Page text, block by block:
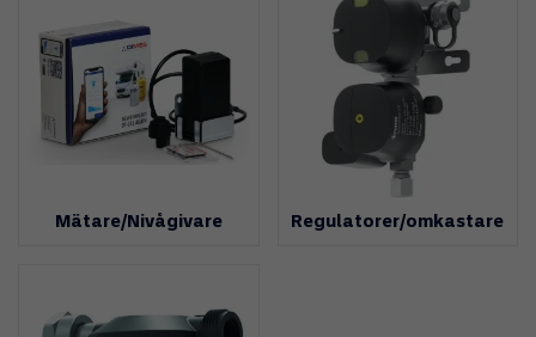
Mätare/Nivågivare Regulatorer/omkastare